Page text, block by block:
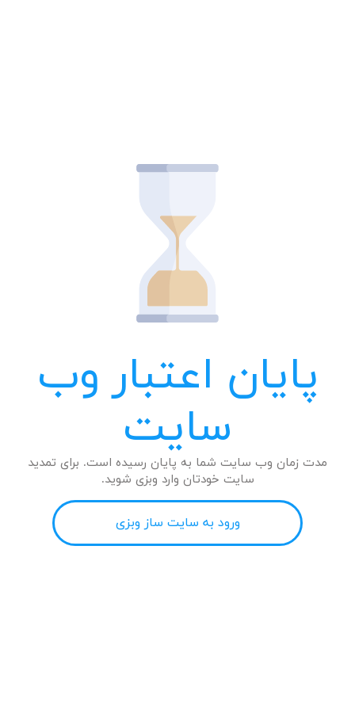
پایان اعتبار وب
سایت
مدت زمان وب سایت شما به پایان رسیده است. برای تمدید
سایت خودتان وارد وبزی شوید.
ورود به سایت ساز وبزی